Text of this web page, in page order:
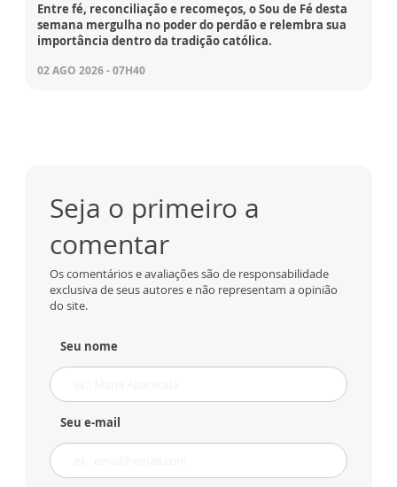
Entre fé, reconciliação e recomeços, o Sou de Fé desta
semana mergulha no poder do perdão e relembra sua
importância dentro da tradição católica.
02 AGO 2026 - 07H40
Seja o primeiro a
comentar
Os comentários e avaliações são de responsabilidade
exclusiva de seus autores e não representam a opinião
do site.
Seu nome
Seu e-mail